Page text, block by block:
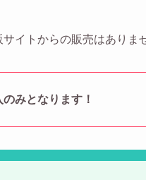
イトからの販売はありま
みとなります！